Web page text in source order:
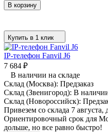
В корзину
Купить в 1 клик
IP-телефон Fanvil J6
7 684 ₽
В наличии на складе
Склад (Москва): Предзаказ
Склад (Звенигород): В
Склад (Новороссийск):
Привезем со склада 7 августа,
Ориентировочный срок для
дольше, но все равно быстро!